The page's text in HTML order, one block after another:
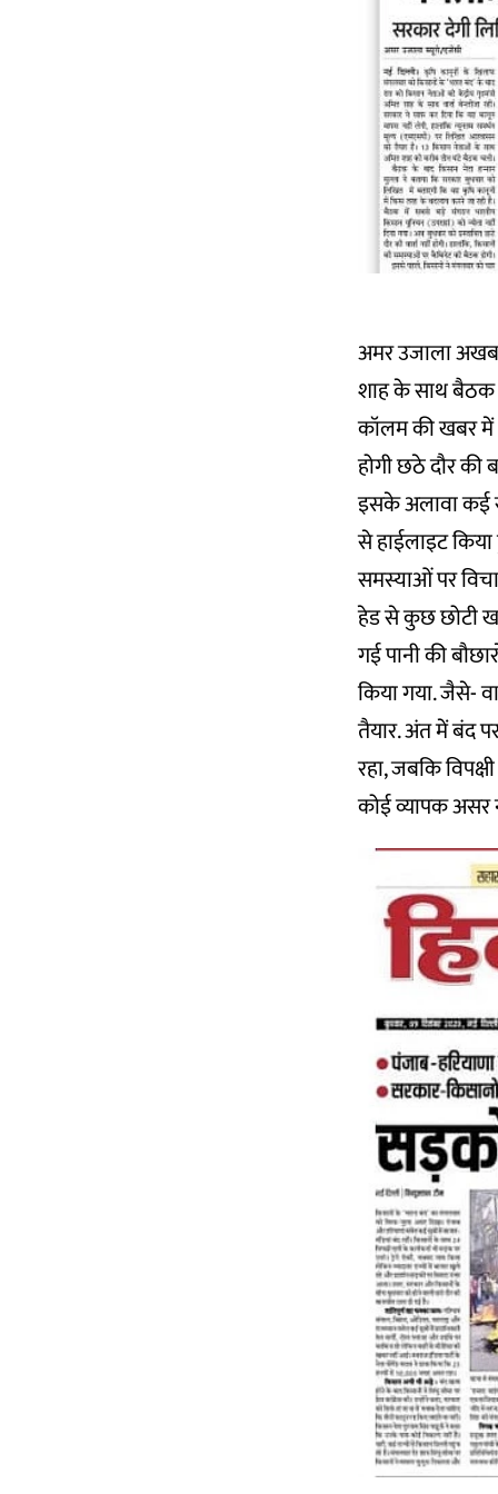
अमर उजाला
शाह के साथ बैठक
कॉलम की खबर में
होगी छठे दौर की
इसके अलावा कई
से हाईलाइट
समस्याओं पर
हेड से कुछ छोटी
गई पानी की
किया गया. जैसे-
तैयार. अंत में बंद
रहा, जबकि
कोई व्यापक